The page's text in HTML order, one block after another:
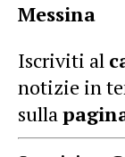
Messina
Iscriviti al
notizie in
sulla